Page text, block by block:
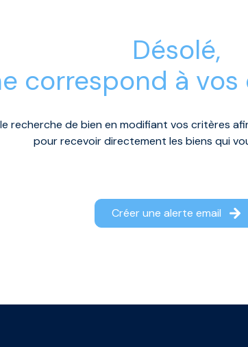
désolé,
correspond à
recherche de bien en modifiant vos critères
pour recevoir directement les biens qui
Créer une alerte email